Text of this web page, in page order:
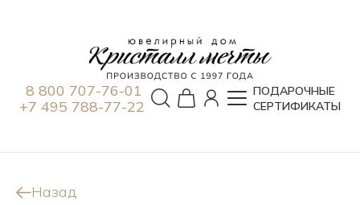
8 800 707-76-01
+7 495 788-77-22
ПОДАРОЧНЫЕ
СЕРТИФИКАТЫ
Назад